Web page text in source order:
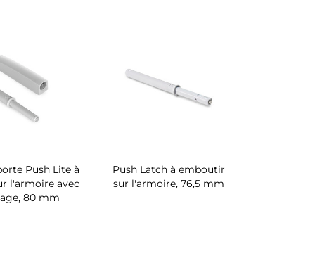
Push Lite à
l'armoire avec
80 mm
Push Latch à emboutir
sur l'armoire, 76,5 mm